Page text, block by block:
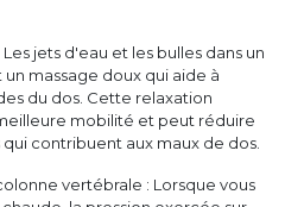
jets d'eau et les bulles dans un
massage doux qui aide à
du dos. Cette relaxation
mobilité et peut réduire
contribuent aux maux de dos.
vertébrale : Lorsque vous